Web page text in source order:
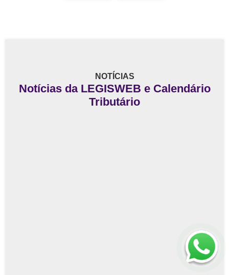
NOTÍCIAS
Notícias da LEGISWEB e Calendário
Tributário